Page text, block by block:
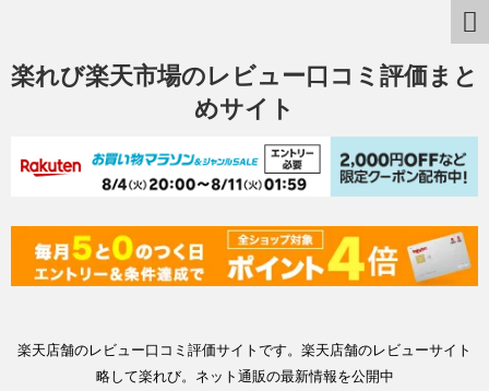
楽れび楽天市場のレビュー口コミ評価まと
めサイト
楽天店舗のレビュー口コミ評価サイトです。楽天店舗のレビューサイト
略して楽れび。ネット通販の最新情報を公開中